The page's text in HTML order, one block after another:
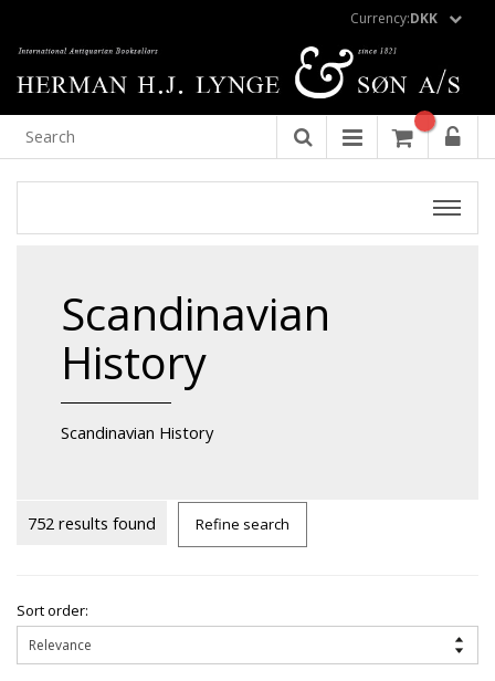
Currency:DKK
Scandinavian
History
Scandinavian History
752 results found Refine search
Sort order: